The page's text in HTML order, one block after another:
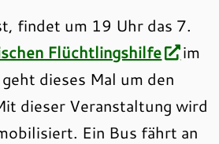
findet um 19 Uhr das 7.
Flüchtlingshilfe
im
dieses Mal um den
dieser Veranstaltung wird
Ein Bus fährt an